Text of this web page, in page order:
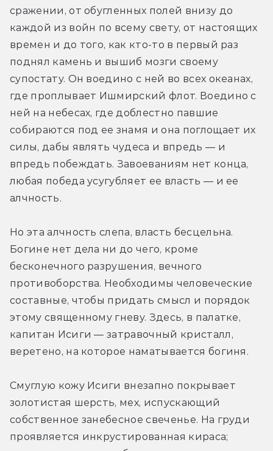
сражении, от обугленных полей внизу до
каждой из войн по всему свету, от настоящих
времен и до того, как кто-то в первый раз
поднял камень и вышиб мозги своему
супостату. Он воедино с ней во всех океанах,
где проплывает Ишмирский флот. Воедино с
ней на небесах, где доблестно павшие
собираются под ее знамя и она поглощает их
силы, дабы являть чудеса и впредь — и
впредь побеждать. Завоеваниям нет конца,
любая победа усугубляет ее власть — и ее
алчность.
Но эта алчность слепа, власть бесцельна.
Богине нет дела ни до чего, кроме
бесконечного разрушения, вечного
противоборства. Необходимы человеческие
составные, чтобы придать смысл и порядок
этому священному гневу. Здесь, в палатке,
капитан Исиги — затравочный кристалл,
веретено, на которое наматывается богиня.
Смуглую кожу Исиги внезапно покрывает
золотистая шерсть, мех, испускающий
собственное занебесное свеченье. На груди
проявляется инкрустированная кираса;